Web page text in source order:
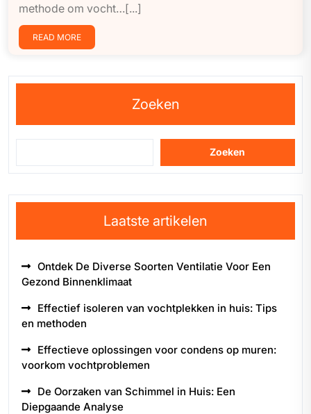
methode om vocht…[...]
READ MORE
Zoeken
Zoeken
Laatste artikelen
Ontdek De Diverse Soorten Ventilatie Voor Een
Gezond Binnenklimaat
Effectief isoleren van vochtplekken in huis: Tips
en methoden
Effectieve oplossingen voor condens op muren:
voorkom vochtproblemen
De Oorzaken van Schimmel in Huis: Een
Diepgaande Analyse